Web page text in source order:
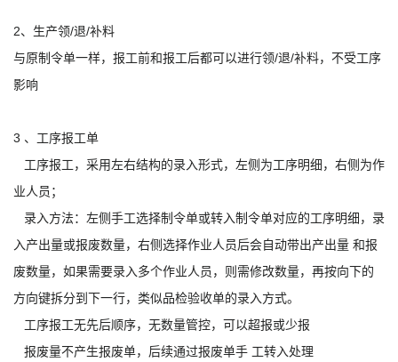
2、生产领/退/补料
与原制令单一样，报工前和报工后都可以进行领/退/补料，不受工序
影响
3 、工序报工单
工序报工，采用左右结构的录入形式，左侧为工序明细，右侧为作
业人员；
录入方法：左侧手工选择制令单或转入制令单对应的工序明细，录
入产出量或报废数量，右侧选择作业人员后会自动带出产出量 和报
废数量，如果需要录入多个作业人员，则需修改数量，再按向下的
方向键拆分到下一行，类似品检验收单的录入方式。
工序报工无先后顺序，无数量管控，可以超报或少报
报废量不产生报废单，后续通过报废单手 工转入处理